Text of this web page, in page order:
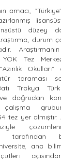
amacı,
düzey
durum
YÖK Tez
taraması
Batı Trakya
doğrudan
tez yer almıştır.
tarafından
ana